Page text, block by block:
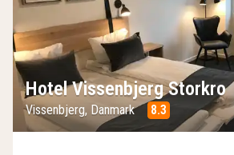
Hotel Vissenbjerg Storkro
Vissenbjerg, Danmark 8.3